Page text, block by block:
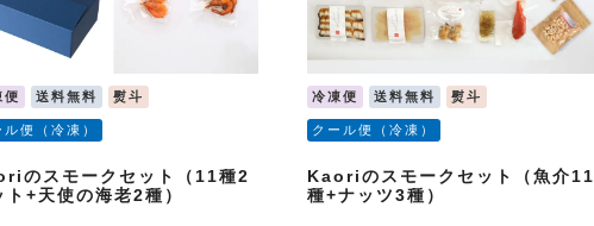
便 送料無料 熨斗
ル便（冷凍）
のスモークセット（11種2
ト+天使の海老2種）
冷凍便 送料無料 熨斗
クール便（冷凍）
Kaoriのスモークセット（魚介11
種+ナッツ3種）